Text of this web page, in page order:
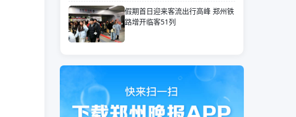
假期首日迎来客流出行高峰 郑州铁
路增开临客51列